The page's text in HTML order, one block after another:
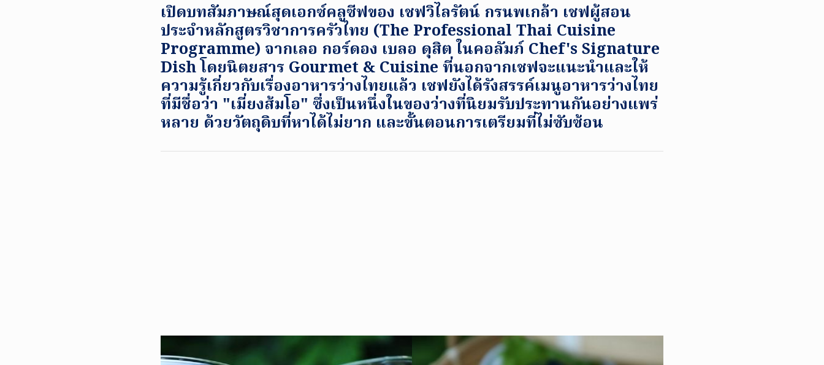
เปิดบทสัมภาษณ์สุดเอกซ์คลูซีฟของ เชฟวิไลรัตน์ กรนพเกล้า เชฟผู้สอน
ประจำหลักสูตรวิชาการครัวไทย (The Professional Thai Cuisine
Programme) จากเลอ กอร์ดอง เบลอ ดุสิต ในคอลัมภ์ Chef's Signature
Dish โดยนิตยสาร Gourmet & Cuisine ที่นอกจากเชฟจะแนะนำและให้
ความรู้เกี่ยวกับเรื่องอาหารว่างไทยแล้ว เชฟยังได้รังสรรค์เมนูอาหารว่างไทย
ที่มีชื่อว่า "เมี่ยงส้มโอ" ซึ่งเป็นหนึ่งในของว่างที่นิยมรับประทานกันอย่างแพร่
หลาย ด้วยวัตถุดิบที่หาได้ไม่ยาก และขั้นตอนการเตรียมที่ไม่ซับซ้อน